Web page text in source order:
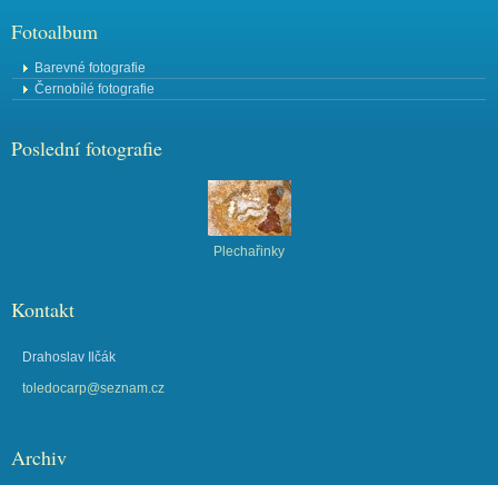
Fotoalbum
Barevné fotografie
Černobílé fotografie
Poslední fotografie
Plechařinky
Kontakt
Drahoslav Ilčák
toledocarp@seznam.cz
Archiv